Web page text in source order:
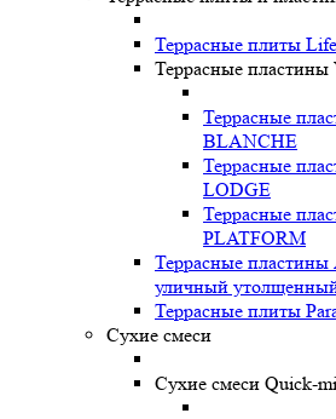
Террасные плиты
Террасные
Террасные
BLANCHE
Террасные
LODGE
Террасные
PLATFORM
Террасные
уличный
Террасные плиты
Сухие смеси
Сухие смеси Quick-